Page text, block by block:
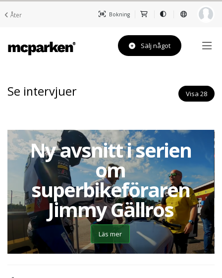
Åter Bokning
Sälj något
Se intervjuer Visa 28
Robert Reijers
berättar om
den nya serien
Pro Superbike
Läs mer